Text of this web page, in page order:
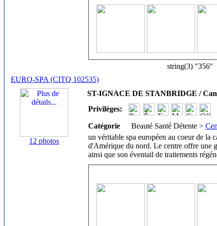
string(3) "356"
EURO-SPA (CITQ 102535)
12 photos
ST-IGNACE DE STANBRIDGE /
Privilèges:
Catégorie Beauté Santé Détente >
un véritable spa européen au coeur de la
d'Amérique du nord. Le centre offre une
ainsi que son éventail de traitements